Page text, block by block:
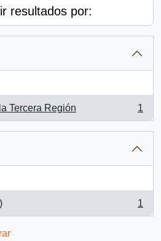
resultados por:
Tercera Región 1
1